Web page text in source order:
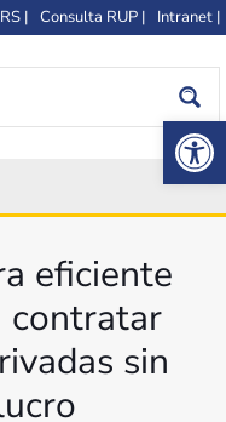
| Consulta RUP | Intranet |
eficiente
contratar
sin